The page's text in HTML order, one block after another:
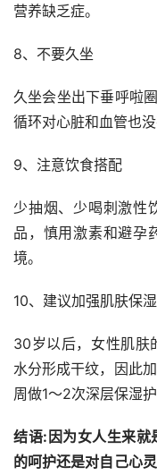
营养缺乏症。
8、不要久坐
久坐会坐出下垂呼啦
循环对心脏和血管也没
9、注意饮食搭配
少抽烟、少喝刺激性
品，慎用激素和避孕
境。
10、建议加强肌肤保湿
30岁以后，女性肌肤
水分形成干纹，因此
周做1～2次深层保湿
结语:因为女人生来就
的呵护还是对自己心